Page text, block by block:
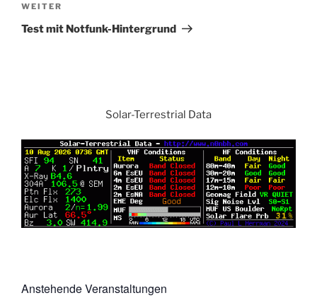
Nächster
Beitrag
WEITER
Test mit Notfunk-Hintergrund
Solar-Terrestrial Data
Anstehende Veranstaltungen